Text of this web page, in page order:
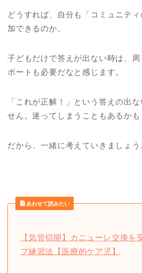
どうすれば、自分も「コミュニテ
加できるのか。
子どもだけで答えが出ない時は、
ポートも必要だなと感じます。
「これが正解！」という答えの出
せん。迷ってしまうこともあるかも
だから、一緒に考えていきましょう
あわせて読みたい
【気管切開】カニューレ交換を
プ練習法【医療的ケア児】